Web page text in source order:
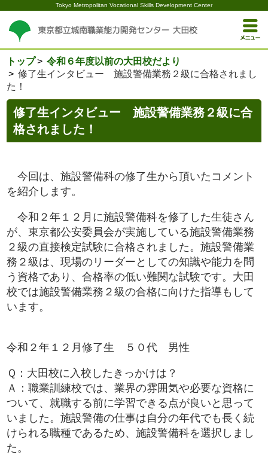
Tokyo Metropolitan Vocational Skills Development Center
トップ
令和６年度以前の大田校だより
修了生インタビュー 施設警備業務２級に合格されまし
た！
修了生インタビュー 施設警備業務２級に合
格されました！
今回は、施設警備科の修了生から頂いたコメント
を紹介します。
令和２年１２月に施設警備科を修了した生徒さん
が、東京都公安委員会が実施している施設警備業務
２級の直接検定試験に合格されました。施設警備業
務２級は、現場のリーダーとしての知識や能力を問
う資格であり、合格率の低い難関な試験です。大田
校では施設警備業務２級の合格に向けた指導もして
います。
令和２年１２月修了生 ５０代 男性
Ｑ：大田校に入校したきっかけは？
Ａ：職業訓練校では、業界の雰囲気や必要な資格に
ついて、就職する前に学習できる点が良いと思って
いました。施設警備の仕事は自分の年代でも長く続
けられる職種であるため、施設警備科を選択しまし
た。